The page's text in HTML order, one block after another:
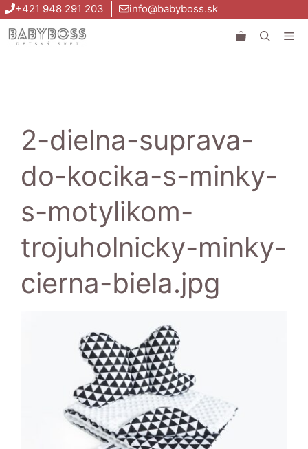
Preskočiť
na
obsah
+421 948 291 203 info@babyboss.sk
2-dielna-suprava-
do-kocika-s-minky-
s-motylikom-
trojuholnicky-minky-
cierna-biela.jpg